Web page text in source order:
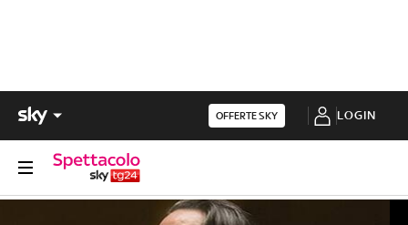
OFFERTE SKY LOGIN